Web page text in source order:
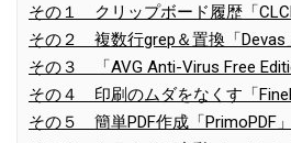
その１ クリップボード履歴「
その２ 複数行grep＆置換「Devas」
その３ 「AVG Anti-Virus Free
その４ 印刷のムダをなくす「
その５ 簡単PDF作成「PrimoPDF」